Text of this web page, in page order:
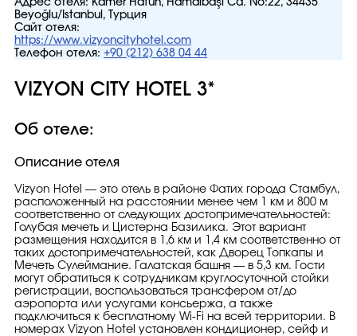
Адрес отеля: Kamer Hatun, Hamalbaşı Cd. No:22, 34435
Beyoğlu/İstanbul, Турция
Сайт отеля:
https://www.vizyoncityhotel.com
Телефон отеля: +90 (212) 638 04 44
VIZYON CITY HOTEL 3*
Об отеле:
Описание отеля
Vizyon Hotel — это отель в районе Фатих города Стамбул,
расположенный на расстоянии менее чем 1 км и 800 м
соответственно от следующих достопримечательностей:
Голубая мечеть и Цистерна Базилика. Этот вариант
размещения находится в 1,6 км и 1,4 км соответственно от
таких достопримечательностей, как Дворец Топкапы и
Мечеть Сулеймание. Галатская башня — в 5,3 км. Гости
могут обратиться к сотрудникам круглосуточной стойки
регистрации, воспользоваться трансфером от/до
аэропорта или услугами консьержа, а также
подключиться к бесплатному Wi-Fi на всей территории. В
номерах Vizyon Hotel установлен кондиционер, сейф и